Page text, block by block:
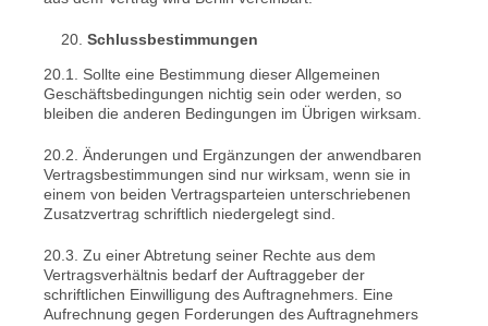
Schlussbestimmungen
20.1. Sollte eine Bestimmung dieser Allgemeinen
Geschäftsbedingungen nichtig sein oder werden, so
bleiben die anderen Bedingungen im Übrigen wirksam.
20.2. Änderungen und Ergänzungen der anwendbaren
Vertragsbestimmungen sind nur wirksam, wenn sie in
einem von beiden Vertragsparteien unterschriebenen
Zusatzvertrag schriftlich niedergelegt sind.
20.3. Zu einer Abtretung seiner Rechte aus dem
Vertragsverhältnis bedarf der Auftraggeber der
schriftlichen Einwilligung des Auftragnehmers. Eine
Aufrechnung gegen Forderungen des Auftragnehmers